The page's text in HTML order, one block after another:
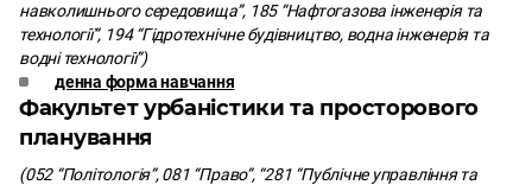
навколишнього середовища”, 185 “Нафтогазова інженерія та
технології”, 194 “Гідротехнічне будівництво, водна інженерія та
водні технології”)
денна форма навчання
Факультет урбаністики та просторового
планування
(052 “Політологія”, 081 “Право”, “281 “Публічне управління та